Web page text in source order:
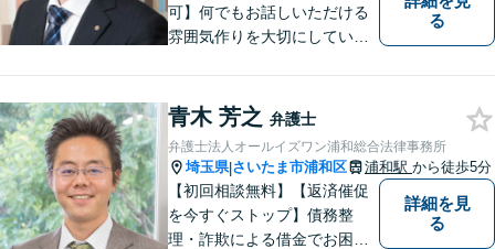
可】何でもお話しいただける
雰囲気作りを大切にしていま
をお聞きになってからの判断
で構いませんので、トラブル
でお困りの方は一人で悩ま
ず、一度お気軽にご相談下さ
い。
る
青木 芳之 弁護士
弁護士法人オールイズワン浦和総合法律事務所
埼玉県|さいたま市浦和区 浦和駅 から徒歩5分
【初回相談無料】【返済催促
を今すぐストップ】債務整
理・詐欺による借金でお困り
詳細を見
る